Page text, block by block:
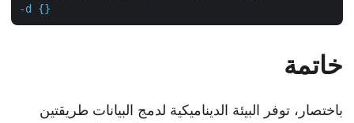
-d {}
خاتمة
باختصار، توفر البيئة الديناميكية لدمج البيانات طريقتين